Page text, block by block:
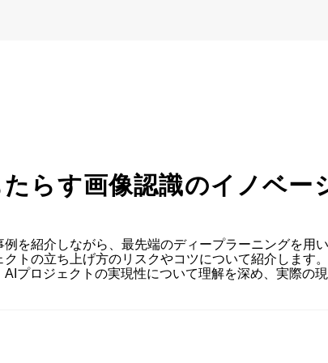
らす画像認識のイノベー
を紹介しながら、最先端のディープラーニングを用
トの立ち上げ方のリスクやコツについて紹介します。
プロジェクトの実現性について理解を深め、実際の